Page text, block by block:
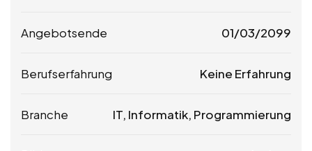
Angebotsende 01/03/2099
Berufserfahrung Keine Erfahrung
Branche IT, Informatik, Programmierung